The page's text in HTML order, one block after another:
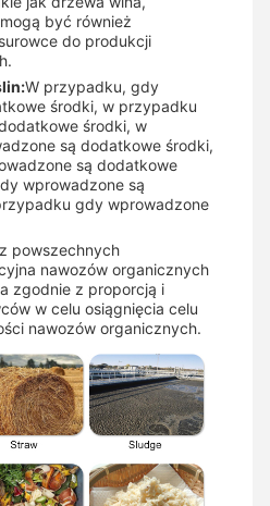
być również
do produkcji
W przypadku, gdy
środki, w przypadku
środki, w
są dodatkowe środki,
są dodatkowe
wprowadzone są
gdy wprowadzone
powszechnych
nawozów organicznych
zgodnie z proporcją i
w celu osiągnięcia celu
nawozów organicznych.